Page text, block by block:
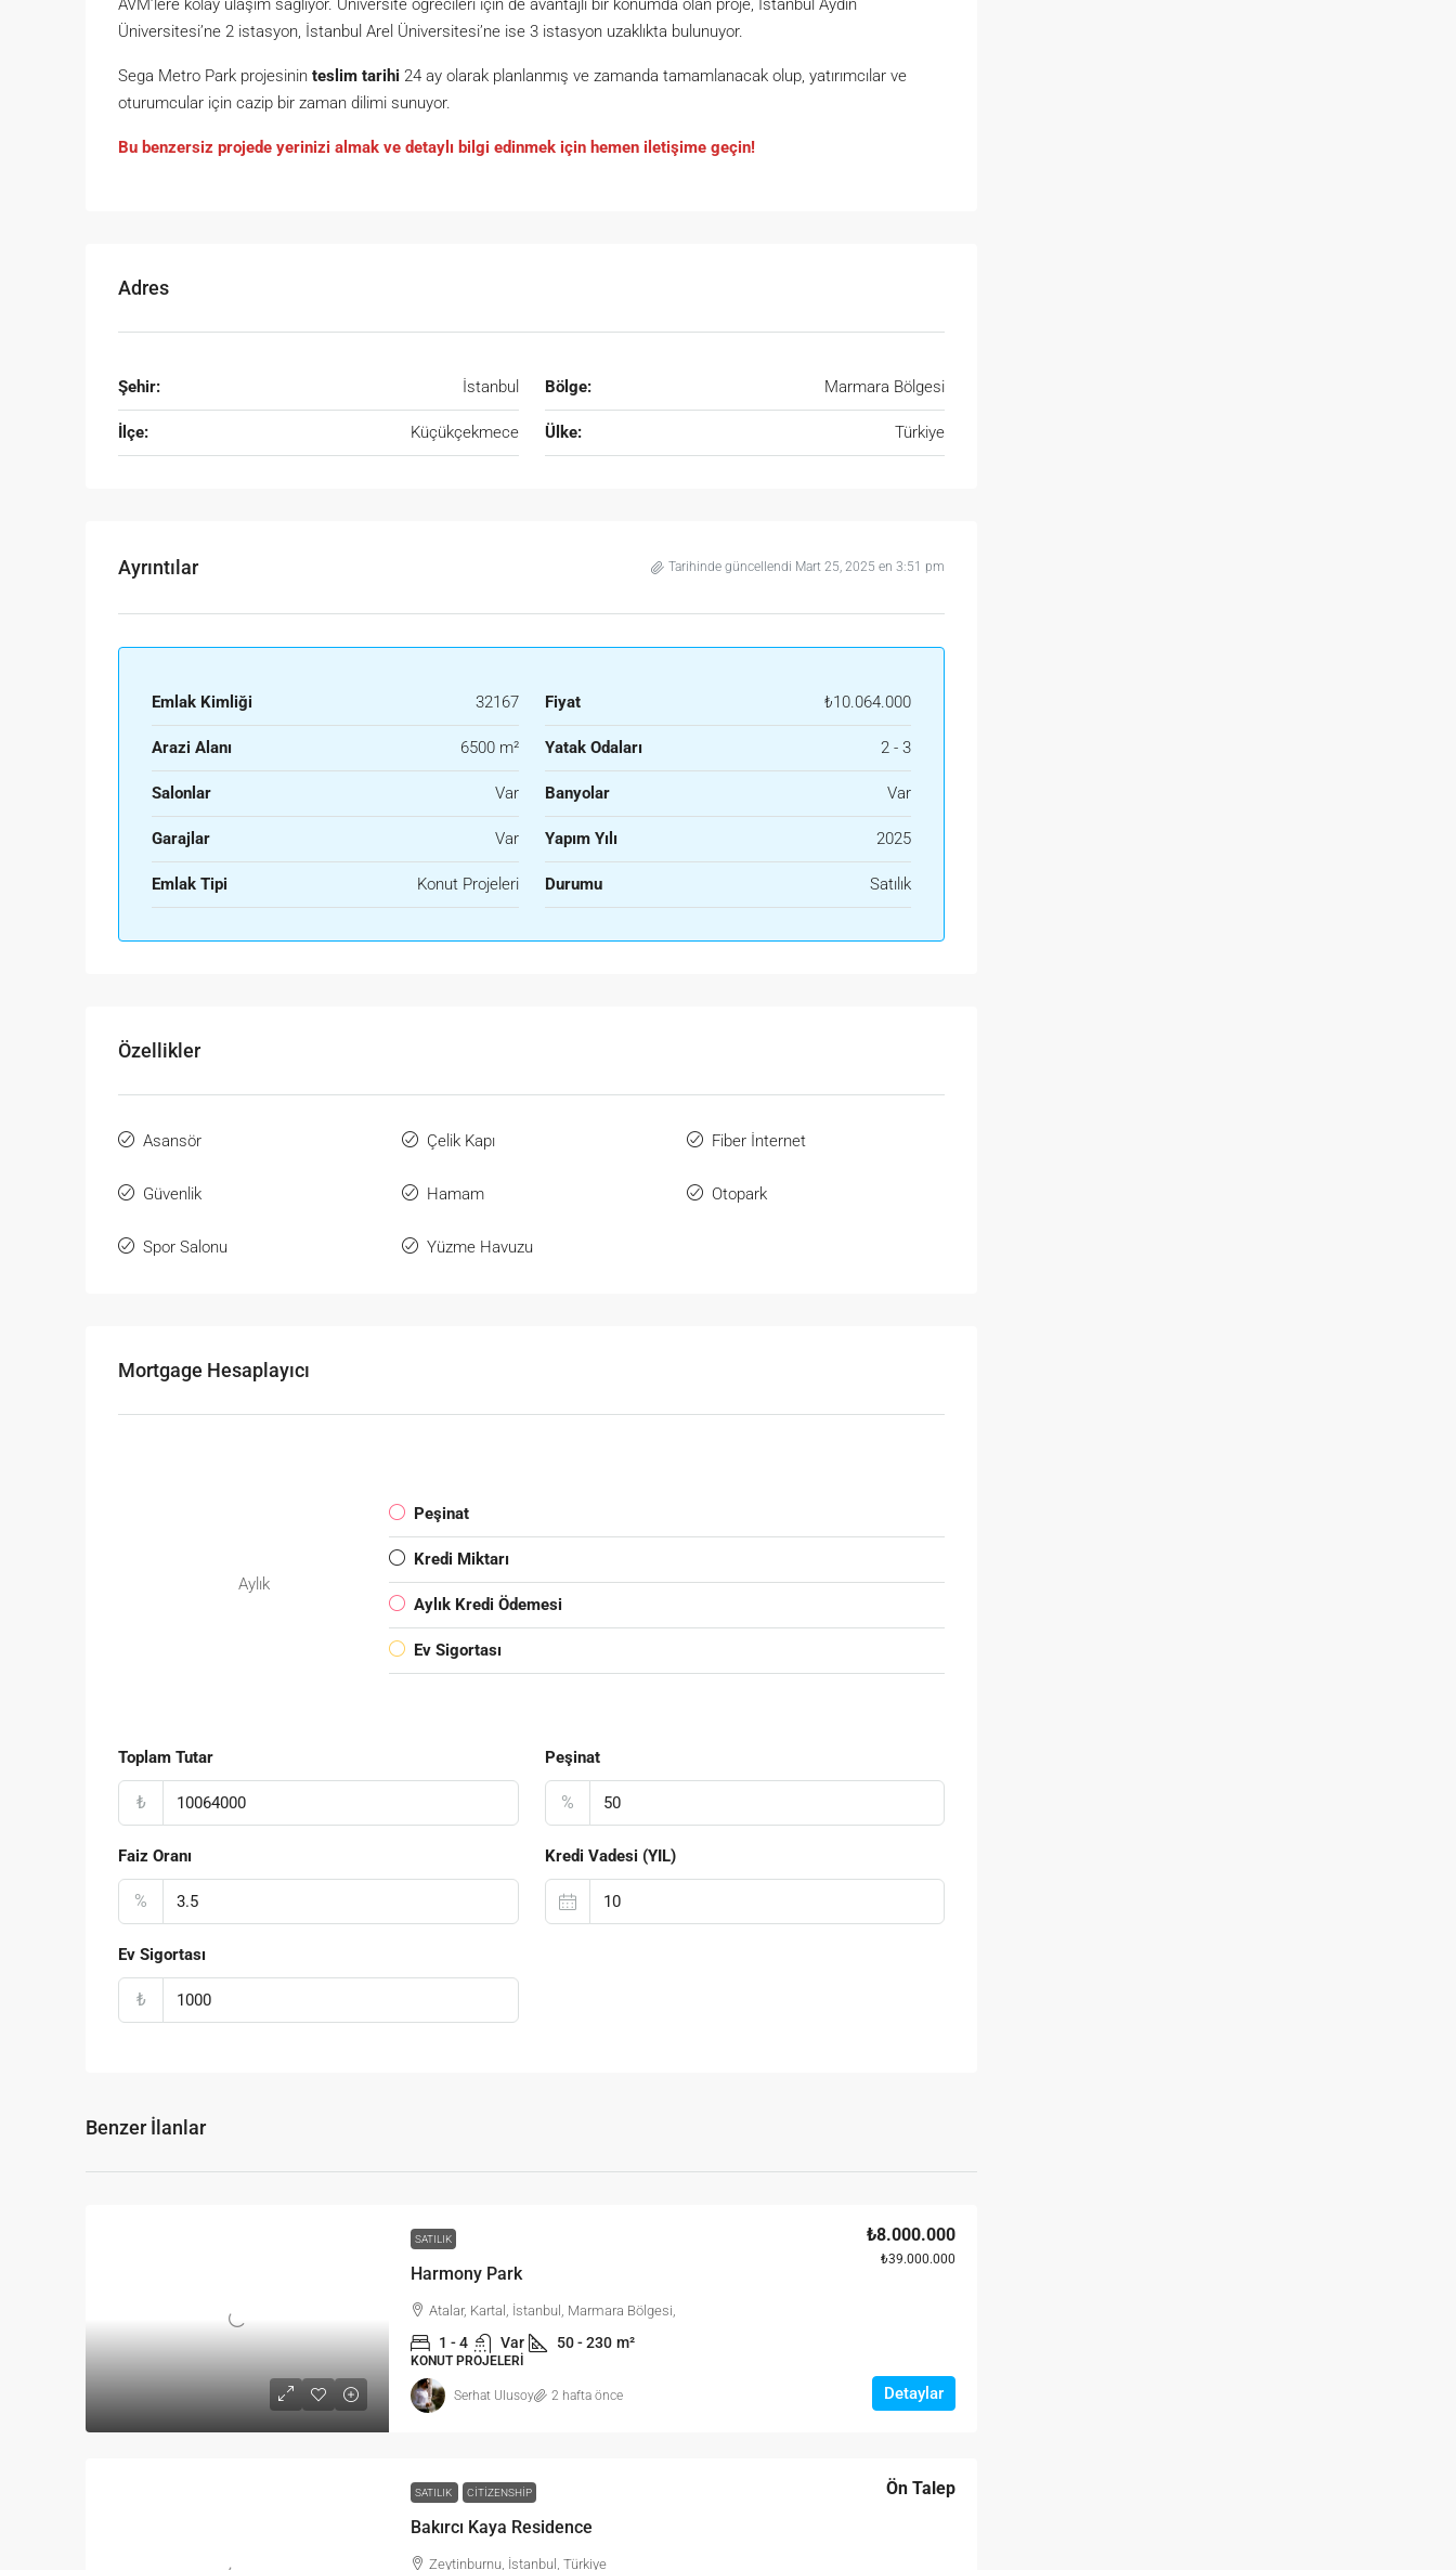
AVM’lere kolay ulaşım sağlıyor. Üniversite öğrecileri için de avantajlı bir konumda olan proje, İstanbul Aydın
Üniversitesi’ne 2 istasyon, İstanbul Arel Üniversitesi’ne ise 3 istasyon uzaklıkta bulunuyor.
Sega Metro Park projesinin teslim tarihi 24 ay olarak planlanmış ve zamanda tamamlanacak olup, yatırımcılar ve
oturumcular için cazip bir zaman dilimi sunuyor.
Bu benzersiz projede yerinizi almak ve detaylı bilgi edinmek için hemen iletişime geçin!
Adres
Şehir: İstanbul Bölge: Marmara Bölgesi
İlçe: Küçükçekmece Ülke: Türkiye
Ayrıntılar Tarihinde güncellendi Mart 25, 2025 en 3:51 pm
Emlak Kimliği 32167 Fiyat ₺10.064.000
Arazi Alanı 6500 m² Yatak Odaları 2 - 3
Salonlar Var Banyolar Var
Garajlar Var Yapım Yılı 2025
Emlak Tipi Konut Projeleri Durumu Satılık
Özellikler
Asansör Çelik Kapı Fiber İnternet
Güvenlik Hamam Otopark
Spor Salonu Yüzme Havuzu
Mortgage Hesaplayıcı
Aylık
Peşinat
Kredi Miktarı
Aylık Kredi Ödemesi
Ev Sigortası
Toplam Tutar
₺
Peşinat
%
Faiz Oranı
%
Kredi Vadesi (YIL)
Ev Sigortası
₺
Benzer İlanlar
SATILIK
Harmony Park
₺8.000.000
₺39.000.000
Atalar, Kartal, İstanbul, Marmara Bölgesi,
1 - 4 Var 50 - 230 m²
KONUT PROJELERI
Detaylar
Serhat Ulusoy 2 hafta önce
SATILIK CITIZENSHIP
Bakırcı Kaya Residence
Ön Talep
Zeytinburnu, İstanbul, Türkiye